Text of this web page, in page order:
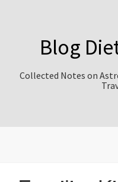
Blog
Collected Notes on